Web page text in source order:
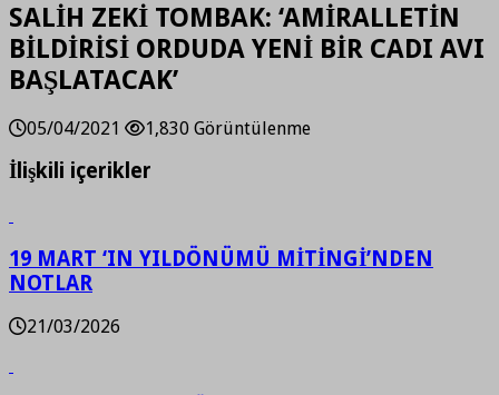
SALİH ZEKİ TOMBAK: ‘AMİRALLETİN
BİLDİRİSİ ORDUDA YENİ BİR CADI AVI
BAŞLATACAK’
05/04/2021 1,830 Görüntülenme
İlişkili içerikler
19 MART ‘IN YILDÖNÜMÜ MİTİNGİ’NDEN
NOTLAR
21/03/2026